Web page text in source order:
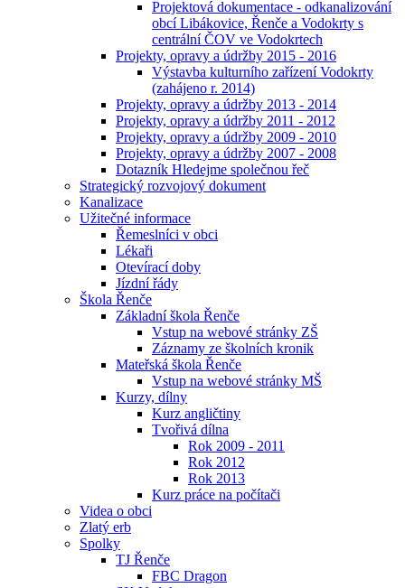
Projektová dokumentace - odkanalizování
obcí Libákovice, Řenče a Vodokrty s
centrální ČOV ve Vodokrtech
Projekty, opravy a údržby 2015 - 2016
Výstavba kulturního zařízení Vodokrty
(zahájeno r. 2014)
Projekty, opravy a údržby 2013 - 2014
Projekty, opravy a údržby 2011 - 2012
Projekty, opravy a údržby 2009 - 2010
Projekty, opravy a údržby 2007 - 2008
Dotazník Hledejme společnou řeč
Strategický rozvojový dokument
Kanalizace
Užitečné informace
Řemeslníci v obci
Lékaři
Otevírací doby
Jízdní řády
Škola Řenče
Základní škola Řenče
Vstup na webové stránky ZŠ
Záznamy ze školních kronik
Mateřská škola Řenče
Vstup na webové stránky MŠ
Kurzy, dílny
Kurz angličtiny
Tvořivá dílna
Rok 2009 - 2011
Rok 2012
Rok 2013
Kurz práce na počítači
Videa o obci
Zlatý erb
Spolky
TJ Řenče
FBC Dragon